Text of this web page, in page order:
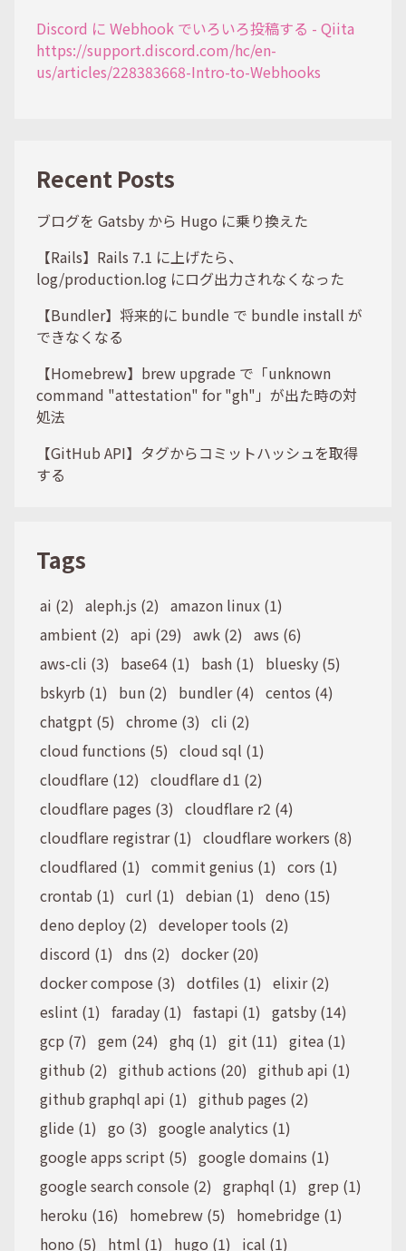
Discord に Webhook でいろいろ投稿する - Qiita
https://support.discord.com/hc/en-
us/articles/228383668-Intro-to-Webhooks
Recent Posts
ブログを Gatsby から Hugo に乗り換えた
【Rails】Rails 7.1 に上げたら、
log/production.log にログ出力されなくなった
【Bundler】将来的に bundle で bundle install が
できなくなる
【Homebrew】brew upgrade で「unknown
command "attestation" for "gh"」が出た時の対
処法
【GitHub API】タグからコミットハッシュを取得
する
Tags
ai (2) aleph.js (2) amazon linux (1)
ambient (2) api (29) awk (2) aws (6)
aws-cli (3)
base64 (1) bash (1)
bluesky (5)
bskyrb (1)
bun (2) bundler (4) centos (4)
chatgpt (5) chrome (3) cli (2)
cloud functions (5) cloud sql (1)
cloudflare (12) cloudflare d1 (2)
cloudflare pages (3) cloudflare r2 (4)
cloudflare registrar (1) cloudflare workers (8)
cloudflared (1) commit genius (1) cors (1)
crontab (1) curl (1) debian (1) deno (15)
deno deploy (2) developer tools (2)
discord (1) dns (2) docker (20)
docker compose (3) dotfiles (1) elixir (2)
eslint (1) faraday (1) fastapi (1) gatsby (14)
gcp (7) gem (24) ghq (1) git (11) gitea (1)
github (2) github actions (20) github api (1)
github graphql api (1) github pages (2)
glide (1) go (3) google analytics (1)
google apps script (5) google domains (1)
google search console (2) graphql (1) grep (1)
heroku (16)
homebrew (5)
homebridge (1)
hono (5)
html (1) hugo (1)
ical (1)